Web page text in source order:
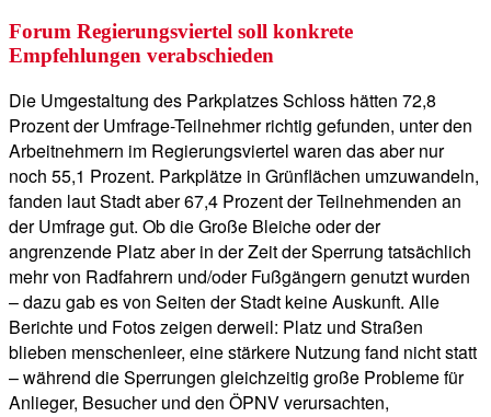
Forum Regierungsviertel soll konkrete
Empfehlungen verabschieden
Die Umgestaltung des Parkplatzes Schloss hätten 72,8
Prozent der Umfrage-Teilnehmer richtig gefunden, unter den
Arbeitnehmern im Regierungsviertel waren das aber nur
noch 55,1 Prozent. Parkplätze in Grünflächen umzuwandeln,
fanden laut Stadt aber 67,4 Prozent der Teilnehmenden an
der Umfrage gut. Ob die Große Bleiche oder der
angrenzende Platz aber in der Zeit der Sperrung tatsächlich
mehr von Radfahrern und/oder Fußgängern genutzt wurden
– dazu gab es von Seiten der Stadt keine Auskunft. Alle
Berichte und Fotos zeigen derweil: Platz und Straßen
blieben menschenleer, eine stärkere Nutzung fand nicht statt
– während die Sperrungen gleichzeitig große Probleme für
Anlieger, Besucher und den ÖPNV verursachten,